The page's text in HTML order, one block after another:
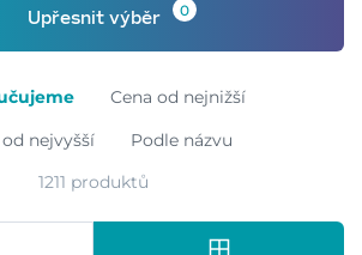
Upřesnit výběr 0
Cena od nejnižší
nejvyšší
Podle názvu
1211 produktů